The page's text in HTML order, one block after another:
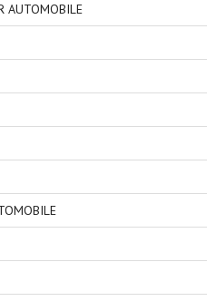
AUTOMOBILE